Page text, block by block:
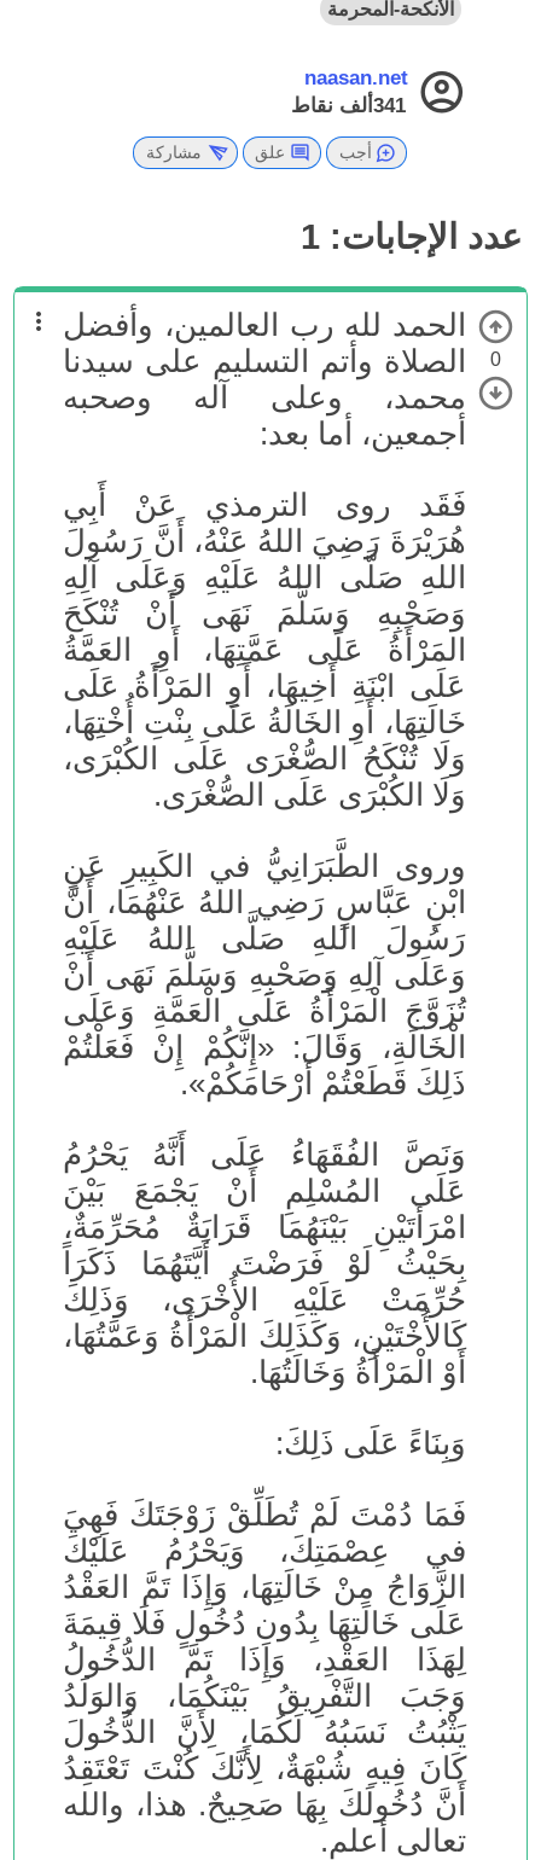
الأنكحة-المحرمة
naasan.net
341ألف
نقاط
أجب علق مشاركة
عدد الإجابات: 1
0
الحمد لله رب العالمين، وأفضل
الصلاة وأتم التسليم على سيدنا
محمد، وعلى آله وصحبه
أجمعين، أما بعد:
فَقَد روى الترمذي عَنْ أَبِي
هُرَيْرَةَ رَضِيَ اللهُ عَنْهُ، أَنَّ رَسُولَ
اللهِ صَلَّى اللهُ عَلَيْهِ وَعَلَى آلِهِ
وَصَحْبِهِ وَسَلَّمَ نَهَى أَنْ تُنْكَحَ
المَرْأَةُ عَلَى عَمَّتِهَا، أَوِ العَمَّةُ
عَلَى ابْنَةِ أَخِيهَا، أَوِ المَرْأَةُ عَلَى
خَالَتِهَا، أَوِ الخَالَةُ عَلَى بِنْتِ أُخْتِهَا،
وَلَا تُنْكَحُ الصُّغْرَى عَلَى الكُبْرَى،
وَلَا الكُبْرَى عَلَى الصُّغْرَى.
وروى الطَّبَرَانِيُّ في الكَبِيرِ عَنِ
ابْنِ عَبَّاسٍ رَضِي اللهُ عَنْهُمَا، أَنَّ
رَسُولَ اللهِ صَلَّى اللهُ عَلَيْهِ
وَعَلَى آلِهِ وَصَحْبِهِ وَسَلَّمَ نَهَى أَنْ
تُزَوَّجَ الْمَرْأَةُ عَلَى الْعَمَّةِ وَعَلَى
الْخَالَةِ، وَقَالَ: «إِنَّكُمْ إِنْ فَعَلْتُمْ
ذَلِكَ قَطَعْتُمْ أَرْحَامَكُمْ».
وَنَصَّ الفُقَهَاءُ عَلَى أَنَّهُ يَحْرُمُ
عَلَى المُسْلِمِ أَنْ يَجْمَعَ بَيْنَ
امْرَأَتَيْنِ بَيْنَهُمَا قَرَابَةٌ مُحَرِّمَةٌ،
بِحَيْثُ لَوْ فَرَضْتَ أَيَّتَهُمَا ذَكَرَاً
حُرِّمَتْ عَلَيْهِ الأُخْرَى، وَذَلِكَ
كَالأُخْتَيْنِ، وَكَذَلِكَ الْمَرْأَةُ وَعَمَّتُهَا،
أَوْ الْمَرْأَةُ وَخَالَتُهَا.
وَبِنَاءً عَلَى ذَلِكَ:
فَمَا دُمْتَ لَمْ تُطَلِّقْ زَوْجَتَكَ فَهِيَ
في عِصْمَتِكَ، وَيَحْرُمُ عَلَيْكَ
الزَّوَاجُ مِنْ خَالَتِهَا، وَإِذَا تَمَّ العَقْدُ
عَلَى خَالَتِهَا بِدُونِ دُخُولٍ فَلَا قِيمَةَ
لِهَذَا العَقْدِ، وَإِذَا تَمَّ الدُّخُولُ
وَجَبَ التَّفْرِيقُ بَيْنَكُمَا، وَالوَلَدُ
يَثْبُتُ نَسَبُهُ لَكُمَا، لِأَنَّ الدُّخُولَ
كَانَ فِيهِ شُبْهَةٌ، لِأَنَّكَ كُنْتَ تَعْتَقِدُ
أَنَّ دُخُولَكَ بِهَا صَحِيحٌ. هذا، والله
تعالى أعلم.